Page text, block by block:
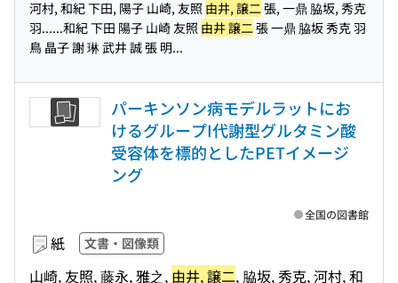
河村, 和紀 下田, 陽子 山崎, 友照 由井, 譲二張, 一鼎 脇坂, 秀克
羽......和紀 下田 陽子 山崎 友照 由井 譲二張 一鼎 脇坂 秀克 羽
鳥 晶子 謝 琳 武井 誠 張 明...
パーキンソン病モデルラットにお
けるグループI代謝型グルタミン酸
受容体を標的としたPETイメージ
ング
紙 文書・図像類
山崎, 友照, 藤永, 雅之, 由井, 譲二, 脇坂, 秀克, 河村, 和
全国の図書館